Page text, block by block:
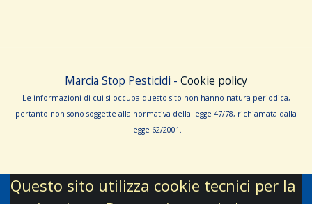
Marcia Stop Pesticidi - Cookie policy
Le informa­zioni di cui si occupa questo sito non hanno na­tura periodica,
pertanto non sono sog­gette alla normativa della legge 47/78, richiamata dalla
leg­ge 62/­2001.
Questo sito utilizza cookie tecnici per la